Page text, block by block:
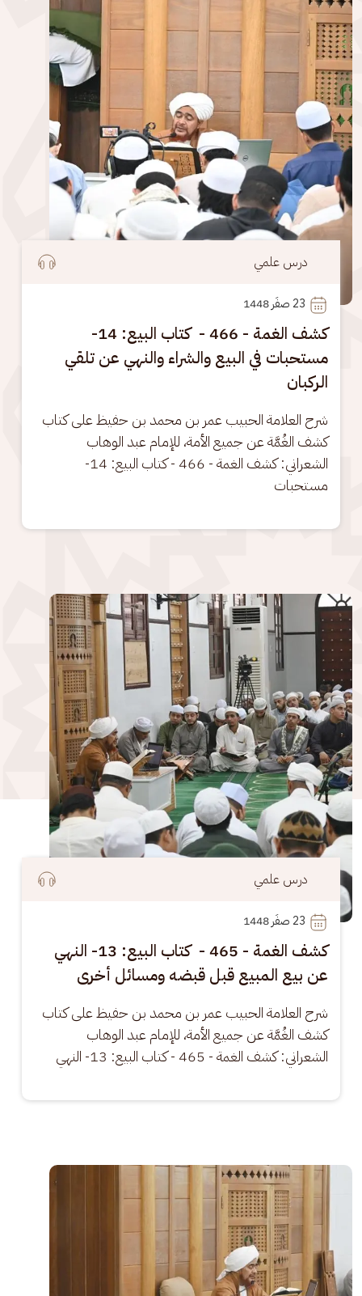
درس علمي
23 صفَر 1448
كشف الغمة - 466 - كتاب البيع: 14-
مستحبات في البيع والشراء والنهي عن تلقي
الركبان
شرح العلامة الحبيب عمر بن محمد بن حفيظ على كتاب
كشف الغُمَّة عن جميع الأمة، للإمام عبد الوهاب
الشعراني: كشف الغمة - 466 - كتاب البيع: 14-
مستحبات
الصورة
درس علمي
23 صفَر 1448
كشف الغمة - 465 - كتاب البيع: 13- النهي
عن بيع المبيع قبل قبضه ومسائل أخرى
شرح العلامة الحبيب عمر بن محمد بن حفيظ على كتاب
كشف الغُمَّة عن جميع الأمة، للإمام عبد الوهاب
الشعراني: كشف الغمة - 465 - كتاب البيع: 13- النهي
الصورة